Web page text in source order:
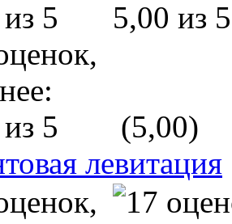
(5,00)
левитация